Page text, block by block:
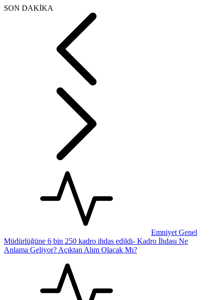
SON DAKİKA
Emniyet Genel
Müdürlüğüne 6 bin 250 kadro ihdas edildi- Kadro İhdası Ne
Anlama Geliyor? Açıktan Alım Olacak Mı?